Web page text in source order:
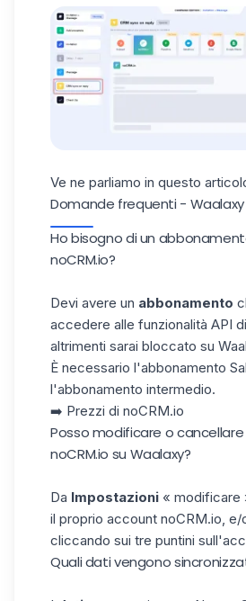
Ve ne parliamo in questo
Domande frequenti - Waalaxy
Ho bisogno di un
noCRM.io?
Devi avere un abbonamento
accedere alle funzionalità API di
altrimenti sarai bloccato su
È necessario l'abbonamento
l'abbonamento intermedio.
➡️ Prezzi di noCRM.io
Posso modificare o
noCRM.io su Waalaxy?
Da Impostazioni « modificare
il proprio account noCRM.io, e/
cliccando sui tre puntini
Quali dati vengono